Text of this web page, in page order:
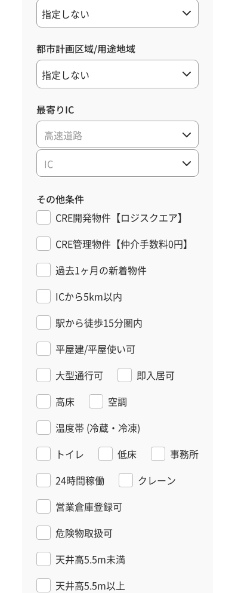
都市計画区域/用途地域
最寄りIC
高速道路
IC
その他条件
CRE開発物件【ロジスクエア】
CRE管理物件【仲介手数料0円】
過去1ヶ月の新着物件
ICから5km以内
駅から徒歩15分圏内
平屋建/平屋使い可
大型通行可
即入居可
高床
空調
温度帯 (冷蔵・冷凍)
トイレ
低床
事務所
24時間稼働
クレーン
営業倉庫登録可
危険物取扱可
天井高5.5m未満
天井高5.5m以上